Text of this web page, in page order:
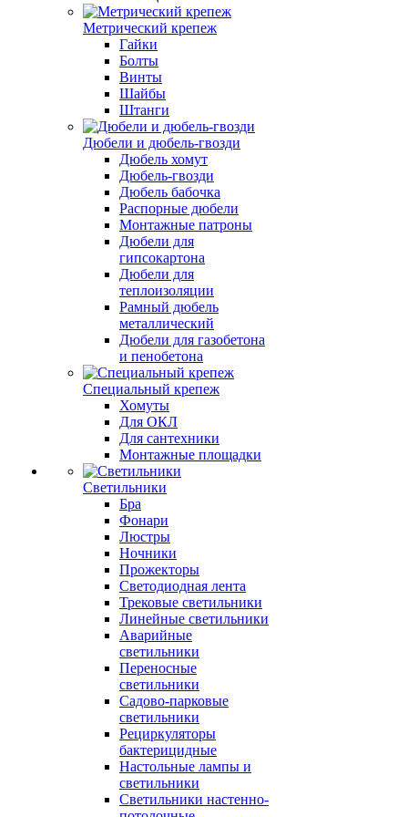
Метрический крепеж
Гайки
Болты
Винты
Шайбы
Штанги
Дюбели и дюбель-гвозди
Дюбель хомут
Дюбель-гвозди
Дюбель бабочка
Распорные дюбели
Монтажные патроны
Дюбели для
гипсокартона
Дюбели для
теплоизоляции
Рамный дюбель
металлический
Дюбели для газобетона
и пенобетона
Специальный крепеж
Хомуты
Для ОКЛ
Для сантехники
Монтажные площадки
Светильники
Бра
Фонари
Люстры
Ночники
Прожекторы
Светодиодная лента
Трековые светильники
Линейные светильники
Аварийные
светильники
Переносные
светильники
Садово-парковые
светильники
Рециркуляторы
бактерицидные
Настольные лампы и
светильники
Светильники настенно-